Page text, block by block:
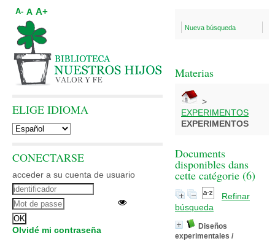
Nueva búsqueda
Materias
>
EXPERIMENTOS
EXPERIMENTOS
Documents
disponibles dans
cette catégorie (6)
Refinar
búsqueda
Diseños
experimentales /
A- A A+
ELIGE IDIOMA
CONECTARSE
acceder a su cuenta de usuario
Olvidé mi contraseña